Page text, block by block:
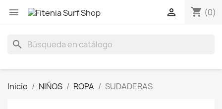
 shopping_cart (0)

search
Inicio NIÑOS ROPA SUDADERAS